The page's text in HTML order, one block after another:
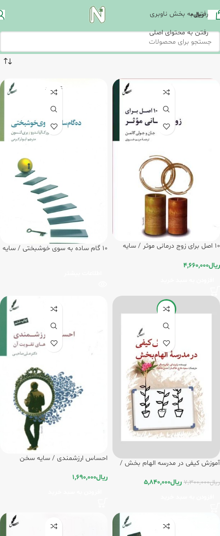
رفتن به بخش ناوبری
رفتن به محتوای اصلی
ریال0
10 اصل برای زوج درمانی موثر / سایه
ریال4,660,000
تمام شد
ه
10 گام ساده به سوی خوشبختی / سایه
-20%
آموزش کیفی در مدرسه الهام بخش /
ریال7,300,000 ریال5,840,000
احساس ارزشمندی / سایه سخن
ریال1,690,000